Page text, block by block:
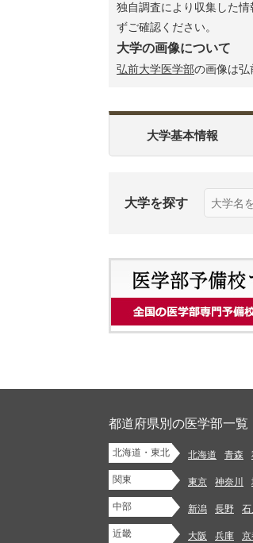
独自調査により収集した
ずご確認ください。
大学の画像について
弘前大学医学部の画像は弘
大学基本情報
大学を探す
都道府県別の医学部一覧
北海道・東北 北海道 青森
関東 東京 神奈川
中部 新潟 長野 石
近畿 大阪 兵庫